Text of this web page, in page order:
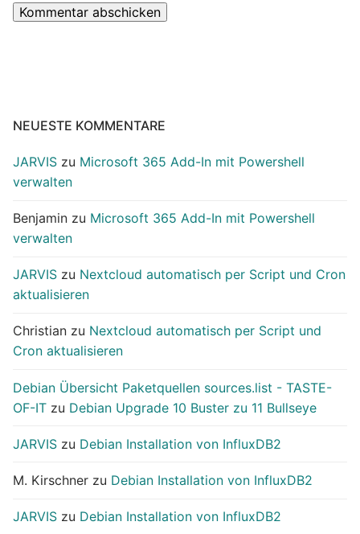
NEUESTE KOMMENTARE
JARVIS zu Microsoft 365 Add-In mit Powershell
verwalten
Benjamin zu Microsoft 365 Add-In mit Powershell
verwalten
JARVIS zu Nextcloud automatisch per Script und Cron
aktualisieren
Christian zu Nextcloud automatisch per Script und
Cron aktualisieren
Debian Übersicht Paketquellen sources.list - TASTE-
OF-IT zu Debian Upgrade 10 Buster zu 11 Bullseye
JARVIS zu Debian Installation von InfluxDB2
M. Kirschner zu Debian Installation von InfluxDB2
JARVIS zu Debian Installation von InfluxDB2